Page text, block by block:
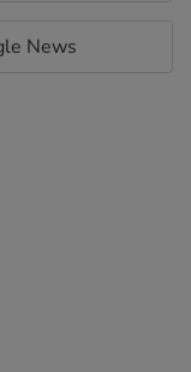
News